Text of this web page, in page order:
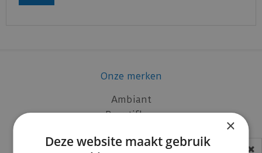
Onze merken
Ambiant
Beautifloor
Coral
×
Deze website maakt gebruik